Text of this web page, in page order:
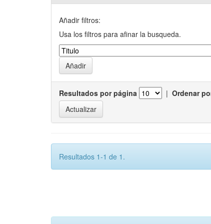
Añadir filtros:
Usa los filtros para afinar la busqueda.
Resultados por página | Ordenar
Resultados 1-1 de 1.